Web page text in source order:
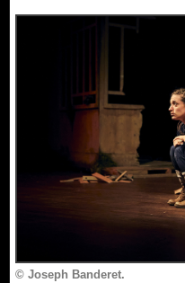
© Joseph Banderet.